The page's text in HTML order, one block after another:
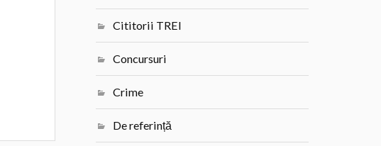
Cititorii TREI
Concursuri
Crime
De referință